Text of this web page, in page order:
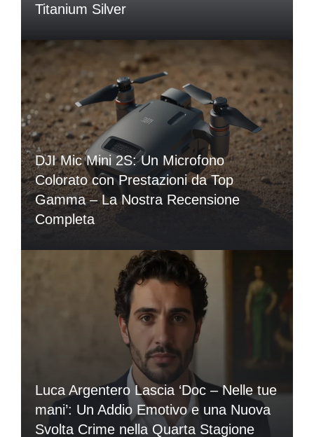
Titanium Silver
DJI Mic Mini 2S: Un Microfono
Colorato con Prestazioni da Top
Gamma – La Nostra Recensione
Completa
Luca Argentero Lascia ‘Doc – Nelle tue
mani’: Un Addio Emotivo e una Nuova
Svolta Crime nella Quarta Stagione